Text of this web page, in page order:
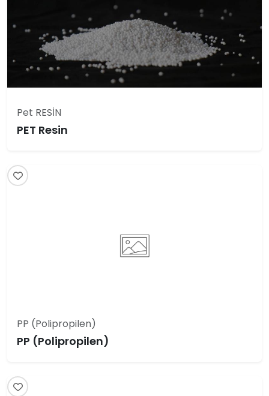
Pet RESİN
PET Resin
PP (Polipropilen)
PP (Polipropilen)